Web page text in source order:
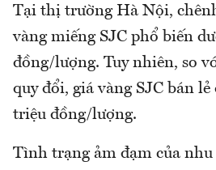
Tại thị trường Hà Nội,
vàng miếng SJC phổ biến
đồng/lượng. Tuy nhiên, so
quy đổi, giá vàng SJC bán
triệu đồng/lượng.
Tình trạng ảm đạm của nhu